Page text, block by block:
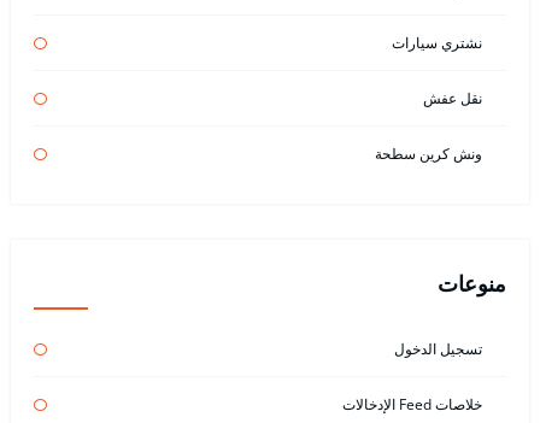
نشتري سيارات
نقل عفش
ونش كرين سطحة
منوعات
تسجيل الدخول
خلاصات Feed الإدخالات